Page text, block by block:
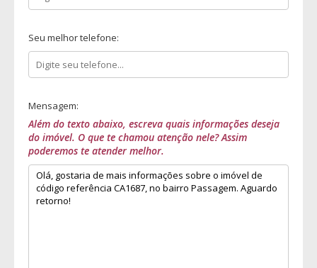
Seu melhor telefone:
Mensagem:
Além do texto abaixo, escreva quais informações deseja
do imóvel. O que te chamou atenção nele? Assim
poderemos te atender melhor.